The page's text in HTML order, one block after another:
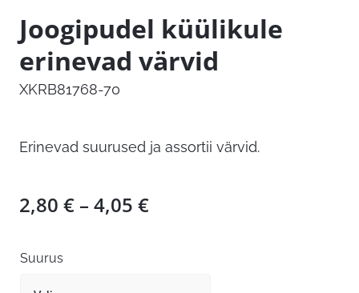
Joogipudel küülikule
erinevad värvid
XKRB81768-70
Erinevad suurused ja assortii värvid.
2,80 € – 4,05 €Hinnavahemik:
Suurus